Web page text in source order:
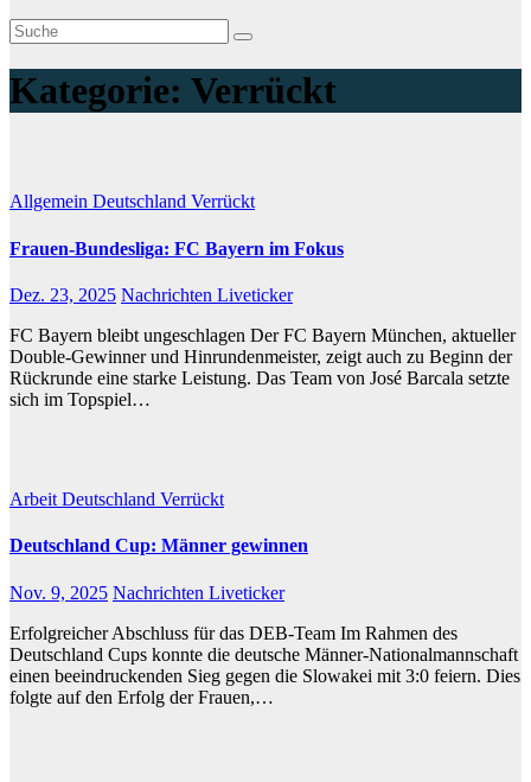
Kategorie: Verrückt
Allgemein Deutschland Verrückt
Frauen-Bundesliga: FC Bayern im Fokus
Dez. 23, 2025 Nachrichten Liveticker
FC Bayern bleibt ungeschlagen Der FC Bayern München, aktueller
Double-Gewinner und Hinrundenmeister, zeigt auch zu Beginn der
Rückrunde eine starke Leistung. Das Team von José Barcala setzte
sich im Topspiel…
Arbeit Deutschland Verrückt
Deutschland Cup: Männer gewinnen
Nov. 9, 2025 Nachrichten Liveticker
Erfolgreicher Abschluss für das DEB-Team Im Rahmen des
Deutschland Cups konnte die deutsche Männer-Nationalmannschaft
einen beeindruckenden Sieg gegen die Slowakei mit 3:0 feiern. Dies
folgte auf den Erfolg der Frauen,…